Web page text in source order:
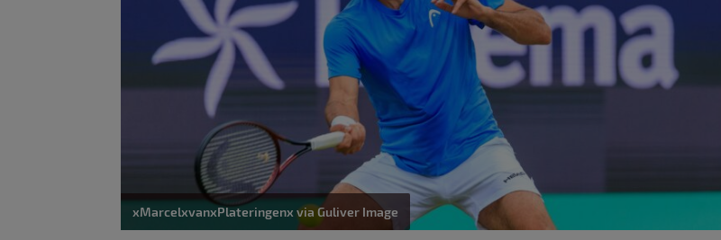
xMarcelxvanxPlateringenx via Guliver Image